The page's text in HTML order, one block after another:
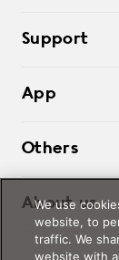
アクセサリー
ログアウト
Support
よくあるご質問
お問い合わせ
App
Others
レンズ交換
オンラインギフ
価格案内
About us
Magnify Life
We use
website, to
traffic. We
website with